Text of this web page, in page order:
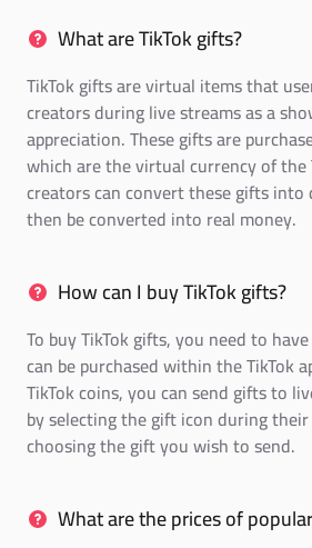
What are TikTok gifts?
TikTok gifts are virtual items that
creators during live streams as a
appreciation. These gifts are
which are the virtual currency of the
creators can convert these gifts into
then be converted into real money.
How can I buy TikTok gifts?
To buy TikTok gifts, you need to
can be purchased within the TikTok
TikTok coins, you can send gifts to
by selecting the gift icon during
choosing the gift you wish to send.
What are the prices of